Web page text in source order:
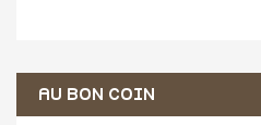
AU BON COIN